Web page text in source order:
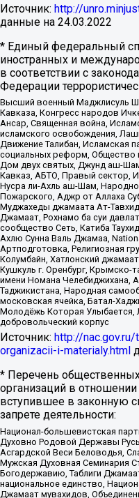
Источник: http://
данные на 24.03.2022
* Единый федеральный
иностранных и
в соответствии с
Федерации
Высший военный Маджлисуль
Кавказа, Конгресс народов
Ансар, Священная война,
исламского освобождения,
Движение Талибан, Исламская
социальных реформ, Общество
Дом двух святых, Джунд аш-
Кавказ, АБТО, Правый сектор,
Нусра ли-Ахль аш-Шам,
Пожарского, Аджр от Аллаха
Муджахеды джамаата Ат-
Джамаат, Рохнамо ба суи
сообщество Сеть, Катиба
Ахлю Сунна Валь Джамаа,
Артподготовка, Религиозная
Колумбайн, Хатлонский
Кушкуль г. Оренбург, Крымско-
имени Номана Челебиджихана,
Таджикистана, Народная
московская ячейка, Батал-
Молодёжь Которая Улыбается,
добровольческий корпус
Источник: http://
organizacii-i-materialy.html
* Перечень
организаций в
вступившее в законную
запрете деятельности:
Национал-большевистская
Духовно Родовой Державы
Асгардской Веси Беловодья,
Мужская Духовная Семинария
Богодержавию, Таблиги
национальное единство,
Джамаат мувахидов,